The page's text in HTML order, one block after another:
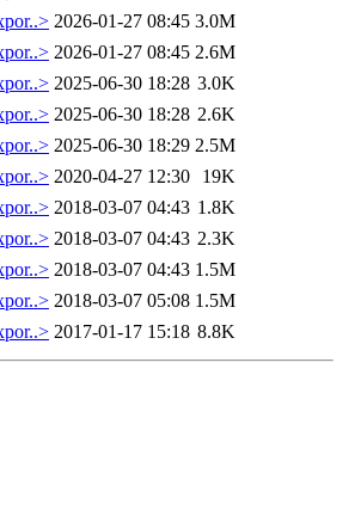
2026-01-27 08:45 3.0M
2026-01-27 08:45 2.6M
2025-06-30 18:28 3.0K
2025-06-30 18:28 2.6K
2025-06-30 18:29 2.5M
2020-04-27 12:30
19K
2018-03-07 04:43 1.8K
2018-03-07 04:43 2.3K
2018-03-07 04:43 1.5M
2018-03-07 05:08 1.5M
2017-01-17 15:18 8.8K